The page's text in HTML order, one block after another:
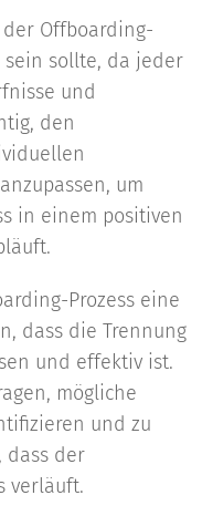
der Offboarding-
sein sollte, da jeder
und
den
um
in einem positiven
Prozess eine
dass die Trennung
und effektiv ist.
mögliche
und zu
dass der
verläuft.